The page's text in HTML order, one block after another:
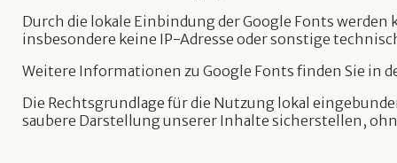
Durch die lokale Einbindung der Google Fonts
insbesondere keine IP-Adresse oder sonstige
Weitere Informationen zu Google Fonts finden Sie in
Die Rechtsgrundlage für die Nutzung lokal
saubere Darstellung unserer Inhalte sicherstellen,